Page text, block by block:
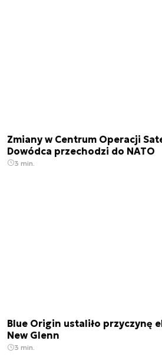
Zmiany w Centrum Operacji
Dowódca przechodzi do NATO
3 min.
Blue Origin ustaliło przyczynę
New Glenn
3 min.